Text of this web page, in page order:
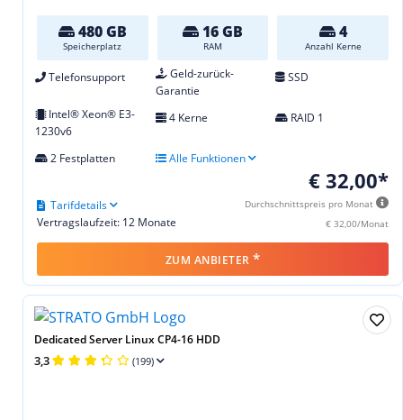
480 GB
Speicherplatz
16 GB
RAM
4
Anzahl Kerne
Telefonsupport
Geld-zurück-
Garantie
SSD
Intel® Xeon® E3-
1230v6
4 Kerne RAID 1
2 Festplatten Alle Funktionen
€ 32,00*
Durchschnittspreis pro Monat
€ 32,00/Monat
Vertragslaufzeit: 12 Monate
Tarifdetails
ZUM ANBIETER *
Dedicated Server Linux CP4-16 HDD
3,3 (199)